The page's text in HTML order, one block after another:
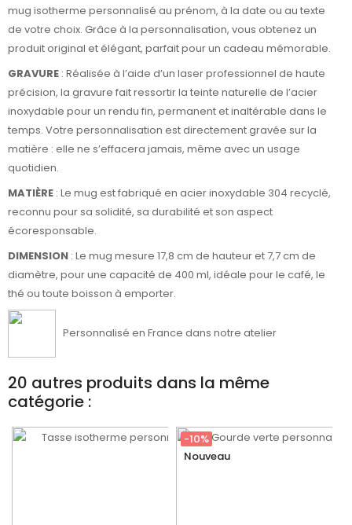
mug isotherme personnalisé au prénom, à la date ou au texte
de votre choix. Grâce à la personnalisation, vous obtenez un
produit original et élégant, parfait pour un cadeau mémorable.
GRAVURE : Réalisée à l’aide d’un laser professionnel de haute
précision, la gravure fait ressortir la teinte naturelle de l’acier
inoxydable pour un rendu fin, permanent et inaltérable dans le
temps. Votre personnalisation est directement gravée sur la
matière : elle ne s’effacera jamais, même avec un usage
quotidien.
MATIÈRE : Le mug est fabriqué en acier inoxydable 304 recyclé,
reconnu pour sa solidité, sa durabilité et son aspect
écoresponsable.
DIMENSION : Le mug mesure 17,8 cm de hauteur et 7,7 cm de
diamètre, pour une capacité de 400 ml, idéale pour le café, le
thé ou toute boisson à emporter.
Personnalisé en France dans notre atelier
20 autres produits dans la même
catégorie :
-10%
Nouveau